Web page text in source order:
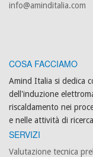
info@aminditalia.com
COSA FACCIAMO
Amind Italia si dedica
dell'induzione
riscaldamento nei
e nelle attività di
SERVIZI
Valutazione tecnica